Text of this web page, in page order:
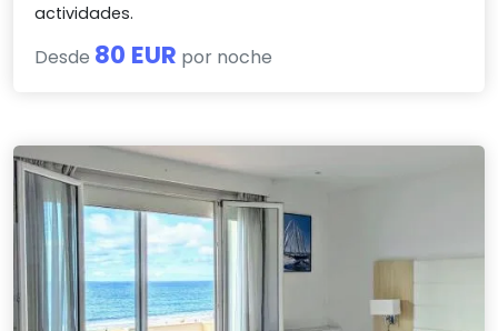
actividades.
Desde 80 EUR por noche